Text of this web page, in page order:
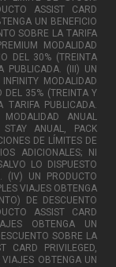
ASSIST CARD
UN BENEFICIO
SOBRE LA TARIFA
MODALIDAD
DEL 30% (TREINTA
PUBLICADA. (III) UN
MODALIDAD
DEL 35% (TREINTA Y
TARIFA PUBLICADA.
ANUAL
ANUAL, PACK
DE LÍMITES DE
ADICIONALES; NI
LO DISPUESTO
(IV) UN PRODUCTO
VIAJES OBTENGA
DE DESCUENTO
ASSIST CARD
OBTENGA UN
SOBRE LA
CARD PRIVILEGED,
OBTENGA UN